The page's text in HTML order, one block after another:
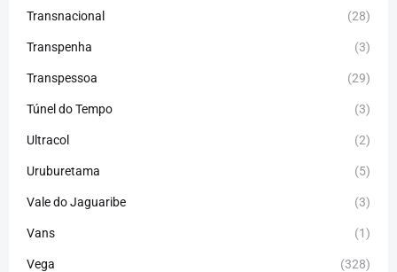
Transnacional (28)
Transpenha (3)
Transpessoa (29)
Túnel do Tempo (3)
Ultracol (2)
Uruburetama (5)
Vale do Jaguaribe (3)
Vans (1)
Vega (328)